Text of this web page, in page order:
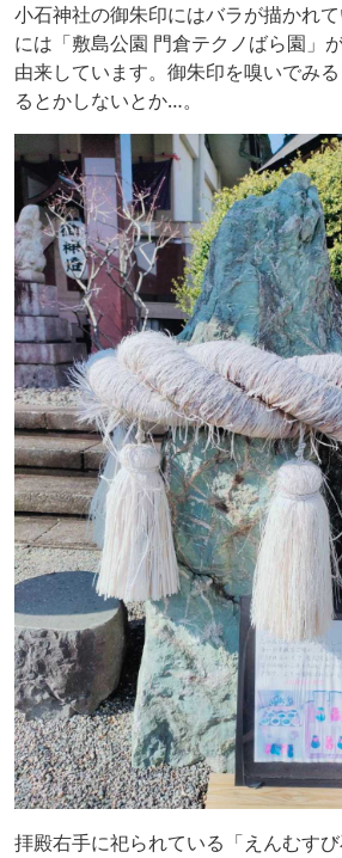
小石神社の御朱印にはバラが描かれ
には「敷島公園 門倉テクノばら園」
由来しています。御朱印を嗅いでみ
るとかしないとか…。
拝殿右手に祀られている「えんむすび